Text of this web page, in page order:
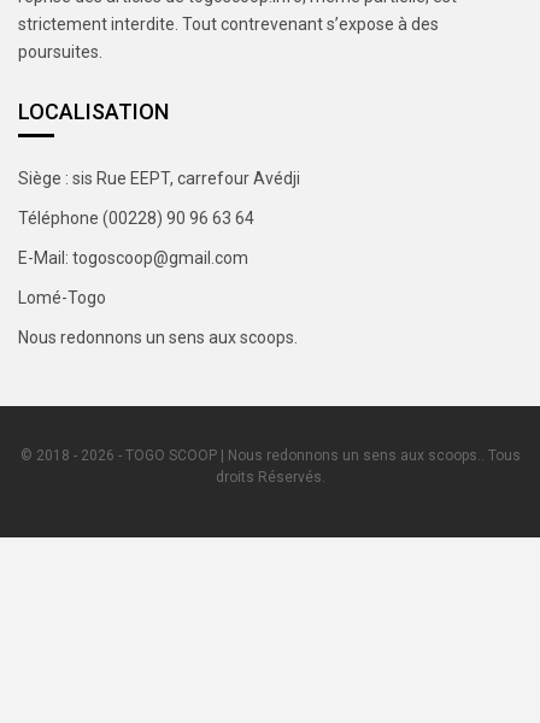
strictement interdite. Tout contrevenant s’expose à des
poursuites.
LOCALISATION
Siège : sis Rue EEPT, carrefour Avédji
Téléphone (00228) 90 96 63 64
E-Mail: togoscoop@gmail.com
Lomé-Togo
Nous redonnons un sens aux scoops.
© 2018 - 2026 - TOGO SCOOP | Nous redonnons un sens aux scoops.. Tous
droits Réservés.